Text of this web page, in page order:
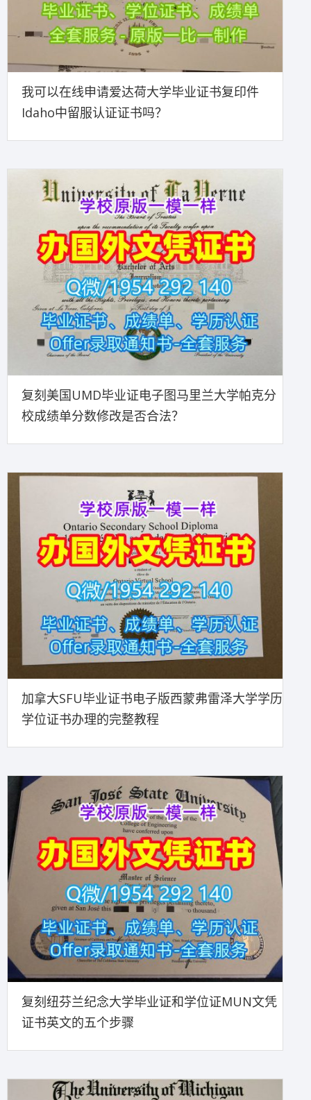
我可以在线申请爱达荷大学毕业证书复印件
Idaho中留服认证证书吗？
复刻美国UMD毕业证电子图马里兰大学帕克分
校成绩单分数修改是否合法？
加拿大SFU毕业证书电子版西蒙弗雷泽大学学历
学位证书办理的完整教程
复刻纽芬兰纪念大学毕业证和学位证MUN文凭
证书英文的五个步骤